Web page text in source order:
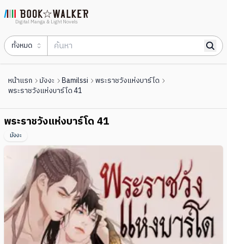
Digital Manga & Light Novels
ทั้งหมด
หน้าแรก มังงะ Bamilssi
พระราชวังแห่งบาร์โด
พระราชวังแห่งบาร์โด 41
พระราชวังแห่งบาร์โด 41
มังงะ